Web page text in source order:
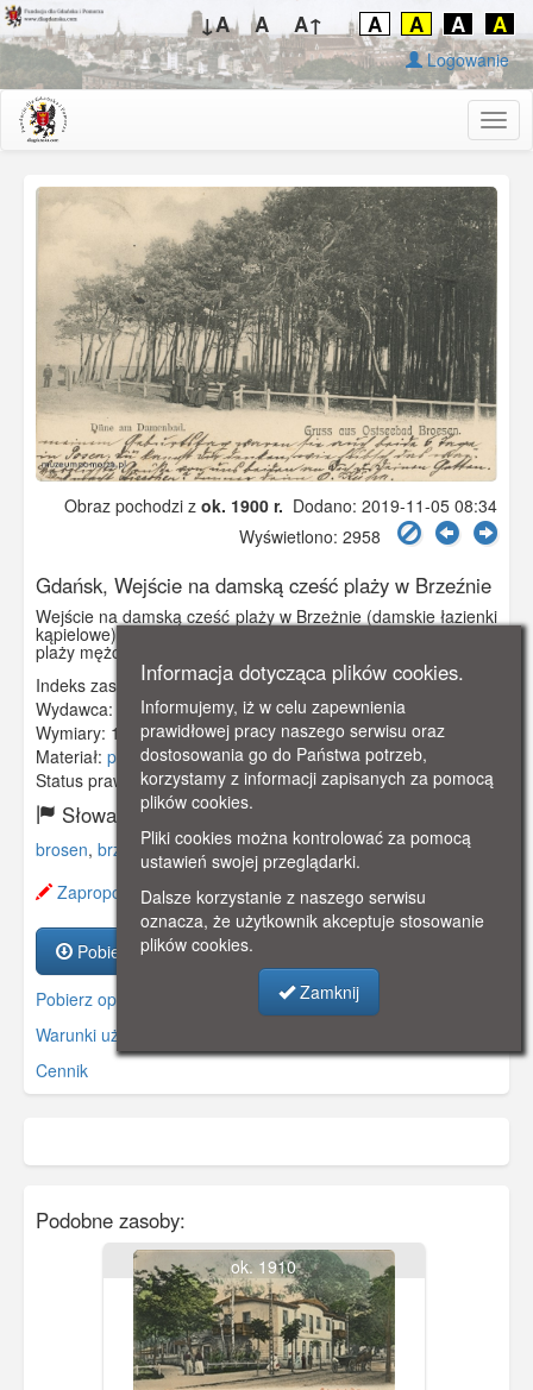
↓A A A↑ A A A A
Logowanie
Obraz pochodzi z ok. 1900 r. Dodano: 2019-11-05 08:34
Wyświetlono: 2958
Gdańsk, Wejście na damską cześć plaży w Brzeźnie
Wejście na damską cześć plaży w Brzeżnie (damskie łazienki
kąpielowe). Na ławeczce siedzące trzy panie. Od strony
plaży mężczyzna w kapeluszu.
Indeks zasobu:GSP01554
Wydawca:
Johannes Jaglinsky, Danzig
Wymiary: 140 x 90 mm
Materiał: pocztówka
Status prawny:Użycie Niekomercyjne
Słowa kluczowe:
brosen, brzeźno,plaża,damenbad,
Zaproponuj zmianę opisu.
Pobierz zasób
Pobierz opis
Warunki używania zasobów.
Cennik
Podobne zasoby:
ok. 1910
Informacja dotycząca plików cookies.
Informujemy, iż w celu zapewnienia
prawidłowej pracy naszego serwisu oraz
dostosowania go do Państwa potrzeb,
korzystamy z informacji zapisanych za pomocą
plików cookies.
Pliki cookies można kontrolować za pomocą
ustawień swojej przeglądarki.
Dalsze korzystanie z naszego serwisu
oznacza, że użytkownik akceptuje stosowanie
plików cookies.
Zamknij